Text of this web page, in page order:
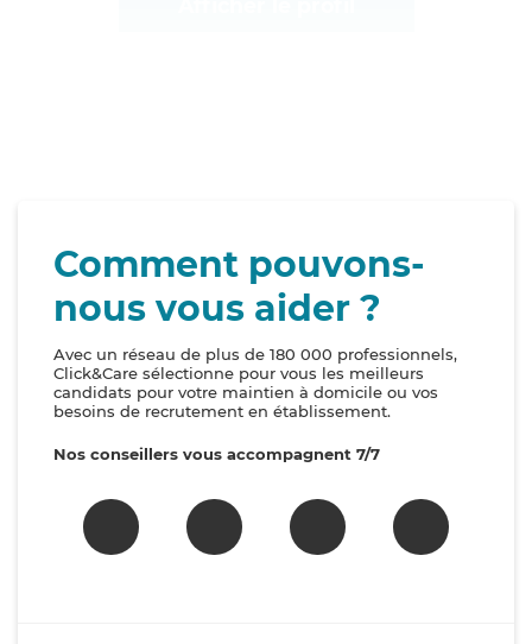
Comment pouvons-
nous vous aider ?
Avec un réseau de plus de 180 000 professionnels,
Click&Care sélectionne pour vous les meilleurs
candidats pour votre maintien à domicile ou vos
besoins de recrutement en établissement.
Nos conseillers vous accompagnent 7/7